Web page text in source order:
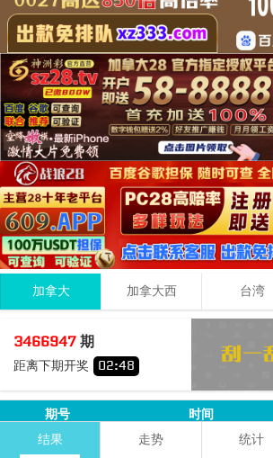
加拿大 加拿大西 台湾
3466947期
距离下期开奖 02:48
6 + 1
期号 时间
3466946
08-08 13:06:30
结果 走势 统计